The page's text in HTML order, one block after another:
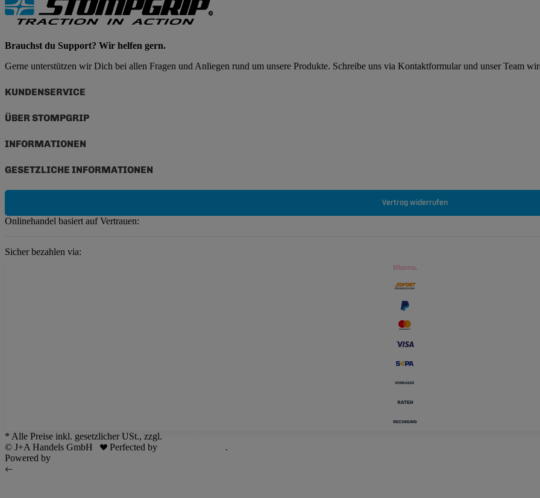
Brauchst du Support? Wir helfen gern.
Gerne unterstützen wir Dich bei allen Fragen und Anliegen rund um unsere Produkte. Schreibe uns via Kontaktformular und unser Team
KUNDENSERVICE
ÜBER STOMPGRIP
INFORMATIONEN
GESETZLICHE INFORMATIONEN
Vertrag widerrufen
Onlinehandel basiert auf Vertrauen:
Sicher bezahlen via:
* Alle Preise inkl. gesetzlicher USt., zzgl.
© J+A Handels GmbH
Perfected by
.
Powered by